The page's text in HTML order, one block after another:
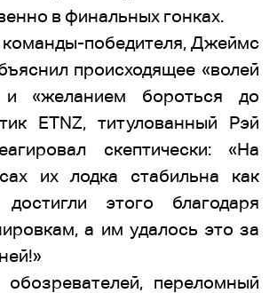
в финальных гонках.
победителя, Джеймс
происходящее «волей
«желанием бороться до
ETNZ, титулованный Рэй
скептически: «На
их лодка стабильна как
этого благодаря
а им удалось это за
переломный